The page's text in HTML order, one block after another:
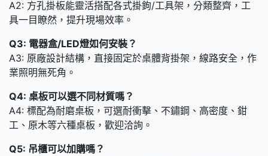
A2: 方孔掛板能靈活搭配各式掛鉤/工具架，分類整齊，工
具一目瞭然，提升現場效率。
Q3: 電器盒/LED燈如何安裝？
A3: 原廠設計結構，直接固定於桌體背掛架，線路安全，作
業照明無死角。
Q4: 桌板可以選不同材質嗎？
A4: 標配為耐磨桌板，可選耐衝擊、不鏽鋼、高密度、鉗
工、原木等六種桌板，歡迎洽詢。
Q5: 吊櫃可以加購嗎？